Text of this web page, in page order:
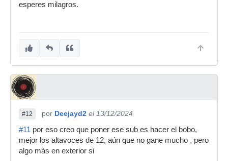
esperes milagros.
#12 por Deejayd2 el 13/12/2024
#11 por eso creo que poner ese sub es hacer el bobo,
mejor los altavoces de 12, aún que no gane mucho , pero
algo más en exterior si